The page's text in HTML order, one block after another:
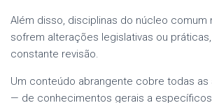
Além disso, disciplinas do núcleo comum
sofrem alterações legislativas ou
constante revisão.
Um conteúdo abrangente cobre todas as
— de conhecimentos gerais a